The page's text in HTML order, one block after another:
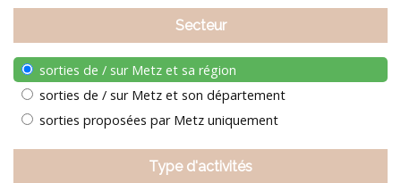
Secteur
sorties de / sur Metz et sa région
sorties de / sur Metz et son département
sorties proposées par Metz uniquement
Type d'activités